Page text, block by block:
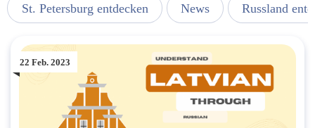
St. Petersburg entdecken News Russland
22 Feb. 2023